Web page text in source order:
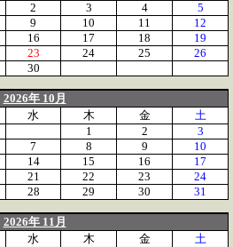
2 3 4
5
9 10 11
12
16 17 18
19
23 24 25
26
30
2026年 10月
水 木 金
土
1
2
3
7 8 9
10
14 15 16
17
21 22 23
24
28 29 30 31
2026年 11月
水 木 金
土